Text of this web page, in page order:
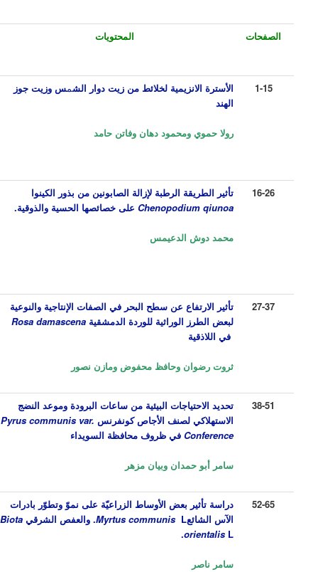
الصفحات المحتويات
1-15 الأسترة الانزيمية لخلائط من زيت دوار الشمس وزيت جوز
الهند
رولا حموي ومحمود دهان وفاتن حامد
16-26
تأثير الطريقة الرطبة لإزالة الصابونين من بذور الكينوا
Chenopodium qiunoa على خصائصها الحسية والذوقية.
محمددوش الدعيمس
27-37
تأثير الارتفاع عن سطح البحر في الصفات الإنتاجية والنوعية
لبعض الطرز الوراثية للوردة الدمشقية Rosa damascena
في اللاذقية
ثروت رضوان وحافظ محفوض ومازن نصور
38-51
تحديد الاحتياجات البيئية من ساعات البرودة وموعد النضج
الاستهلاكي لصنف الأجاص كونفرنس Pyrus communis var.
Conferenceفي ظروف محافظة السويداء
سامر أبو حمدان وبيان مزهر
52-65
دراسة تأثير بعض الأوساط الزراعيّة على نموّ وتطوّر بادرات
الآس الشائع
Myrtus communis L. والعفص الشرقيBiota
orientalis L.
سامر ناصر